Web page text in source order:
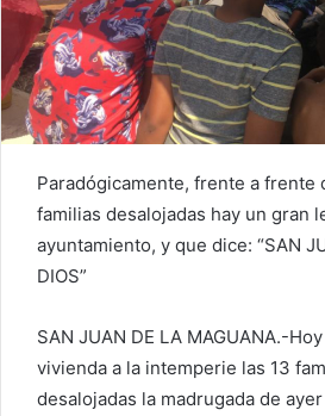
Paradógicamente, frente a frente
familias desalojadas hay un gran
ayuntamiento, y que dice: “SAN
DIOS”
SAN JUAN DE LA MAGUANA.-
vivienda a la intemperie las 13
desalojadas la madrugada de